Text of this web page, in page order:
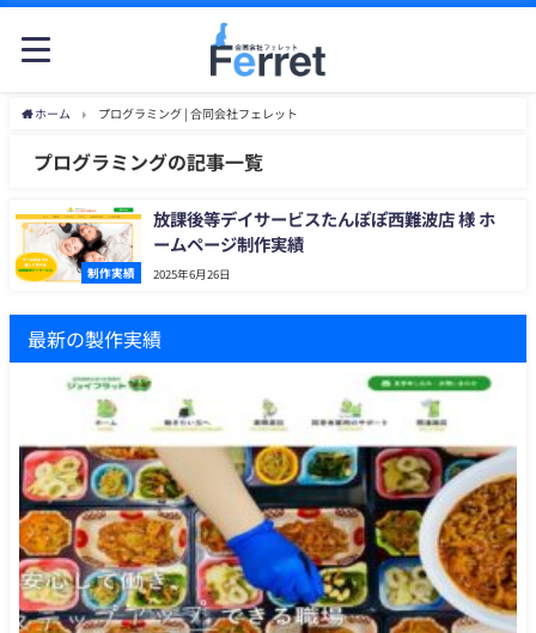
ホーム プログラミング | 合同会社フェレット
プログラミングの記事一覧
制作実績
放課後等デイサービスたんぽぽ西難波店 様 ホ
ームページ制作実績
2025年6月26日
最新の製作実績